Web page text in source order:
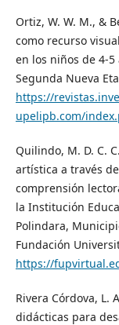
Ortiz, W. W. M., &
como recurso
en los niños de 4-5
Segunda Nueva
https://
upelipb.com/
Quilindo, M. D. C.
artística a través
comprensión
la Institución
Polindara,
Fundación
https://
Rivera Córdova, L.
didácticas para